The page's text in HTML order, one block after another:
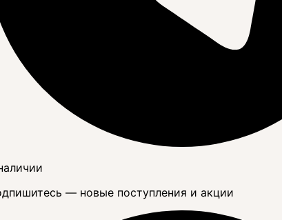
— новые поступления и акции